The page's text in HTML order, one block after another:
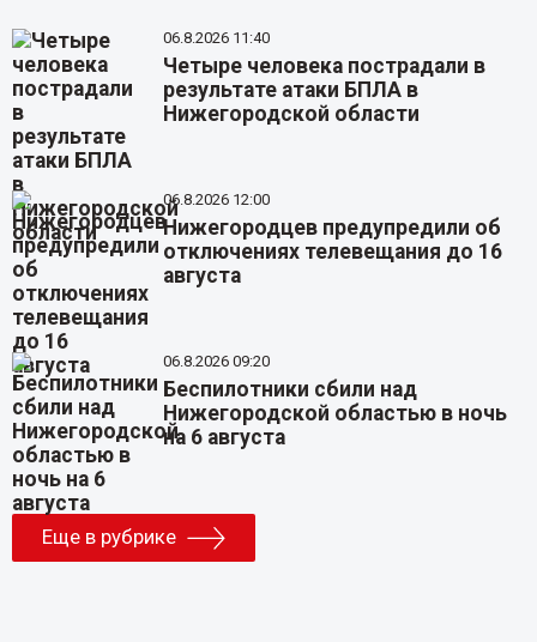
06.8.2026 11:40
Четыре человека пострадали в
результате атаки БПЛА в
Нижегородской области
06.8.2026 12:00
Нижегородцев предупредили об
отключениях телевещания до 16
августа
06.8.2026 09:20
Беспилотники сбили над
Нижегородской областью в ночь
на 6 августа
Еще в рубрике